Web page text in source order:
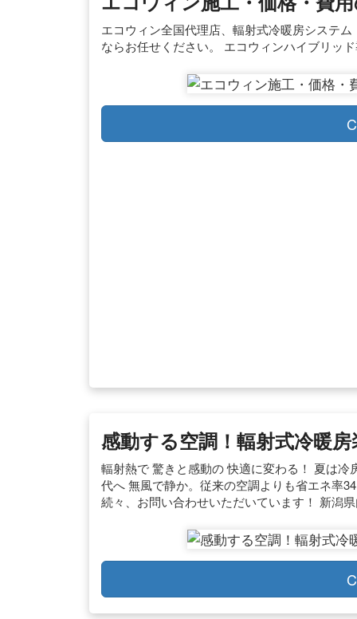
エコウィン全国代理店、輻射式冷暖房システ
ならお任せください。 エコウィンハイブリッ
感動する空調！輻射式冷暖
輻射熱で 驚きと感動の 快適に変わる！ 夏は
代へ 無風で静か。従来の空調よりも省エネ率
続々、お問い合わせいただいています！ 新潟